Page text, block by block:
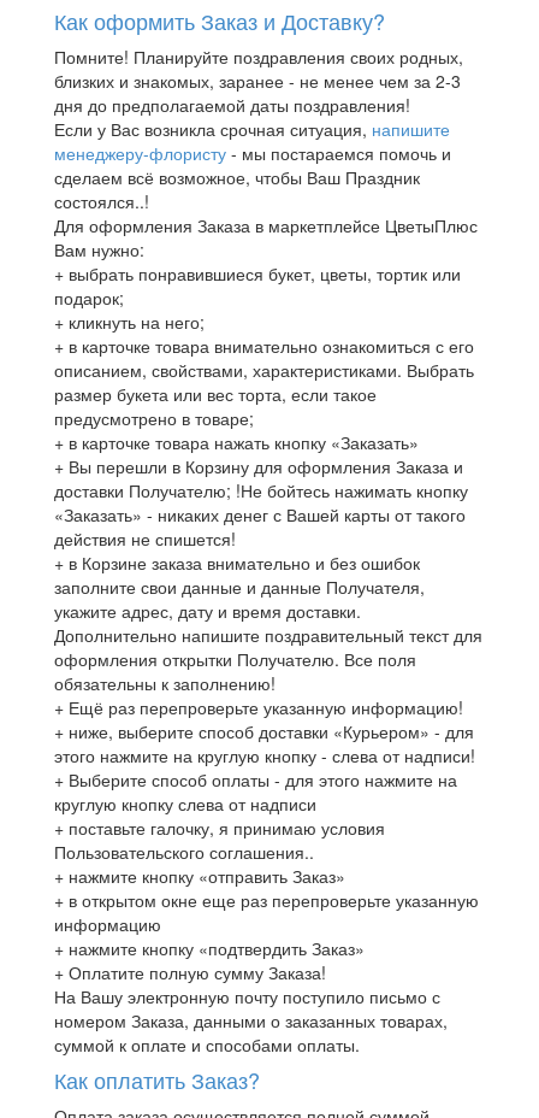
Как оформить Заказ и Доставку?
Помните! Планируйте поздравления своих родных,
близких и знакомых, заранее - не менее чем за 2-3
дня до предполагаемой даты поздравления!
Если у Вас возникла срочная ситуация, напишите
менеджеру-флористу - мы постараемся помочь и
сделаем всё возможное, чтобы Ваш Праздник
состоялся..!
Для оформления Заказа в маркетплейсе ЦветыПлюс
Вам нужно:
+ выбрать понравившиеся букет, цветы, тортик или
подарок;
+ кликнуть на него;
+ в карточке товара внимательно ознакомиться с его
описанием, свойствами, характеристиками. Выбрать
размер букета или вес торта, если такое
предусмотрено в товаре;
+ в карточке товара нажать кнопку «Заказать»
+ Вы перешли в Корзину для оформления Заказа и
доставки Получателю; !Не бойтесь нажимать кнопку
«Заказать» - никаких денег с Вашей карты от такого
действия не спишется!
+ в Корзине заказа внимательно и без ошибок
заполните свои данные и данные Получателя,
укажите адрес, дату и время доставки.
Дополнительно напишите поздравительный текст для
оформления открытки Получателю. Все поля
обязательны к заполнению!
+ Ещё раз перепроверьте указанную информацию!
+ ниже, выберите способ доставки «Курьером» - для
этого нажмите на круглую кнопку - слева от надписи!
+ Выберите способ оплаты - для этого нажмите на
круглую кнопку слева от надписи
+ поставьте галочку, я принимаю условия
Пользовательского соглашения..
+ нажмите кнопку «отправить Заказ»
+ в открытом окне еще раз перепроверьте указанную
информацию
+ нажмите кнопку «подтвердить Заказ»
+ Оплатите полную сумму Заказа!
На Вашу электронную почту поступило письмо с
номером Заказа, данными о заказанных товарах,
суммой к оплате и способами оплаты.
Как оплатить Заказ?